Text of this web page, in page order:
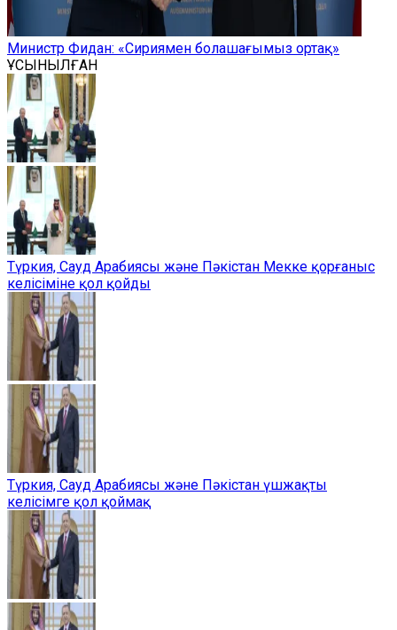
Министр Фидан: «Сириямен болашағымыз ортақ»
ҰСЫНЫЛҒАН
Түркия, Сауд Арабиясы және Пәкістан Мекке қорғаныс
келісіміне қол қойды
Түркия, Сауд Арабиясы және Пәкістан үшжақты
келісімге қол қоймақ